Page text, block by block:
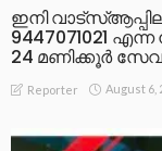
ഇനി
9447071021
24 മണിക്കൂർ
Reporter August 6,